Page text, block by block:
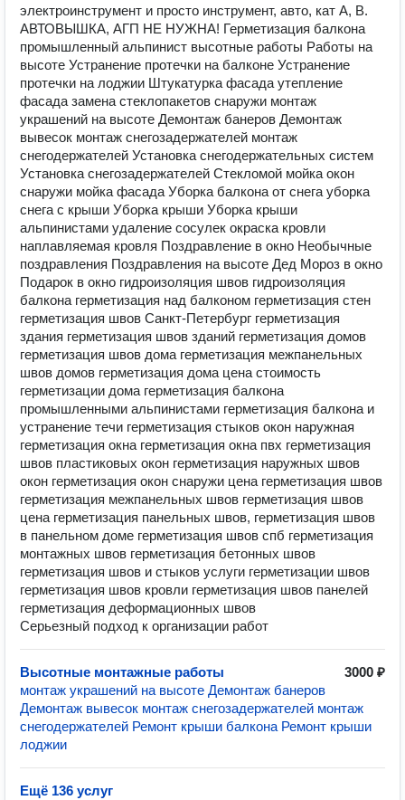
электроинструмент и просто инструмент, авто, кат А, В.
АВТОВЫШКА, АГП НЕ НУЖНА! Герметизация балкона
промышленный альпинист высотные работы Работы на
высоте Устранение протечки на балконе Устранение
протечки на лоджии Штукатурка фасада утепление
фасада замена стеклопакетов снаружи монтаж
украшений на высоте Демонтаж банеров Демонтаж
вывесок монтаж снегозадержателей монтаж
снегодержателей Установка снегодержательных систем
Установка снегозадержателей Стекломой мойка окон
снаружи мойка фасада Уборка балкона от снега уборка
снега с крыши Уборка крыши Уборка крыши
альпинистами удаление сосулек окраска кровли
наплавляемая кровля Поздравление в окно Необычные
поздравления Поздравления на высоте Дед Мороз в окно
Подарок в окно гидроизоляция швов гидроизоляция
балкона герметизация над балконом герметизация стен
герметизация швов Санкт-Петербург герметизация
здания герметизация швов зданий герметизация домов
герметизация швов дома герметизация межпанельных
швов домов герметизация дома цена стоимость
герметизации дома герметизация балкона
промышленными альпинистами герметизация балкона и
устранение течи герметизация стыков окон наружная
герметизация окна герметизация окна пвх герметизация
швов пластиковых окон герметизация наружных швов
окон герметизация окон снаружи цена герметизация швов
герметизация межпанельных швов герметизация швов
цена герметизация панельных швов, герметизация швов
в панельном доме герметизация швов спб герметизация
монтажных швов герметизация бетонных швов
герметизация швов и стыков услуги герметизации швов
герметизация швов кровли герметизация швов панелей
герметизация деформационных швов
Серьезный подход к организации работ
Высотные монтажные работы
3000 ₽
монтаж украшений на высоте Демонтаж банеров
Демонтаж вывесок монтаж снегозадержателей монтаж
снегодержателей Ремонт крыши балкона Ремонт крыши
лоджии
Ещё 136 услуг